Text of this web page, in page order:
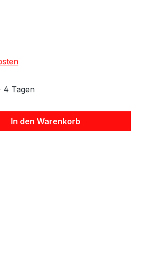
4 Tagen
gewünschten Wert
In den Warenkorb